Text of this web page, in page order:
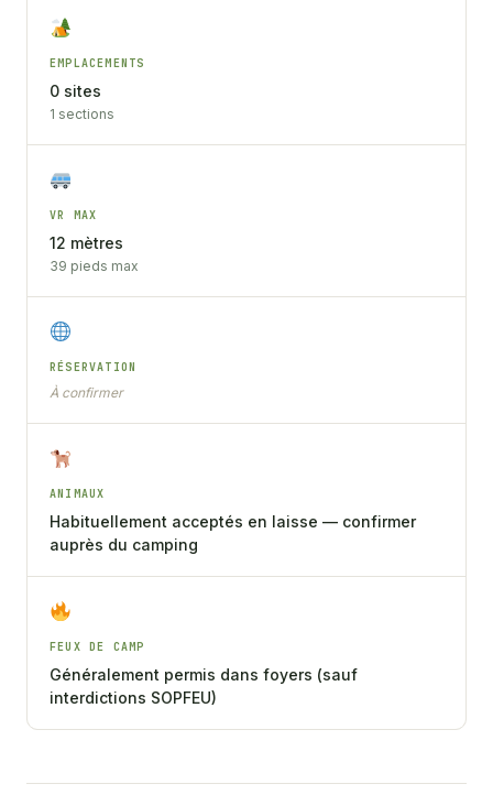
EMPLACEMENTS
0 sites
1 sections
VR MAX
12 mètres
39 pieds max
RÉSERVATION
À confirmer
ANIMAUX
Habituellement acceptés en laisse — confirmer
auprès du camping
FEUX DE CAMP
Généralement permis dans foyers (sauf
interdictions SOPFEU)